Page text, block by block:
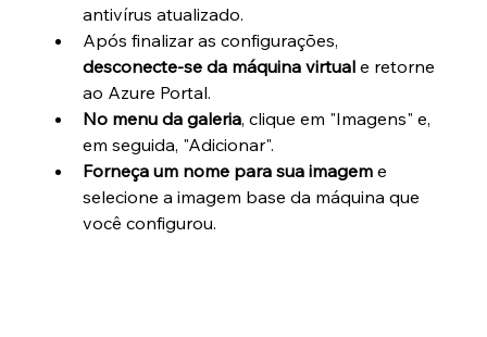
antivírus atualizado.
Após finalizar as configurações,
desconecte-se da máquina virtual e retorne
ao Azure Portal.
No menu da galeria, clique em "Imagens" e,
em seguida, "Adicionar".
Forneça um nome para sua imagem e
selecione a imagem base da máquina que
você configurou.